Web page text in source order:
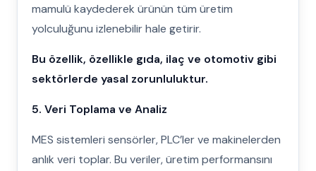
mamulü kaydederek ürünün tüm üretim
yolculuğunu izlenebilir hale getirir.
Bu özellik, özellikle gıda, ilaç ve otomotiv gibi
sektörlerde yasal zorunluluktur.
5. Veri Toplama ve Analiz
MES sistemleri sensörler, PLC’ler ve makinelerden
anlık veri toplar. Bu veriler, üretim performansını